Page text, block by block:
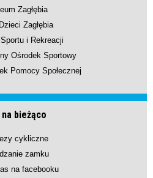
Zagłębia
Zagłębia
i Rekreacji
Ośrodek Sportowy
Pomocy Społecznej
na bieżąco
cykliczne
zamku
na facebooku